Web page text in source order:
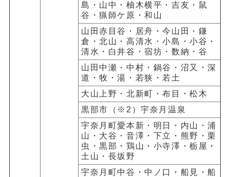
島・山中・柚木横平・吉友・鼠
谷・猟師ケ原・和山
山田赤目谷・居舟・今山田・鎌
倉・北山・高清水・小島・小谷・
清水・白井谷・宿坊・数納・谷
山田中瀬・中村・鍋谷・沼又・深
道・牧・湯・若狭・若土
大山上野・北新町・布目・松木
黒部市（※2）宇奈月温泉
宇奈月町愛本新・明日・内山・浦
山・大谷・音澤・下立・熊野・栗
虫・黒部・鶏山・小寺澤・栃屋・
土山・長坂野
宇奈月町中谷・中ノ口・船見・船